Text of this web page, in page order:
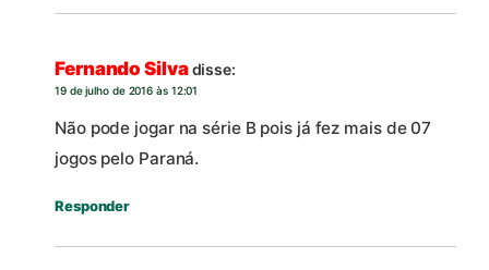
Fernando Silvadisse:
19 de julho de 2016 às 12:01
Não pode jogar na série B pois já fez mais de 07
jogos pelo Paraná.
Responder